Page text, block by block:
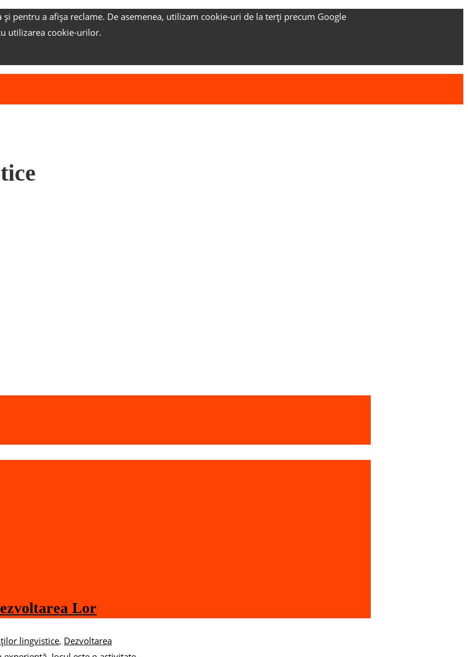
pentru a afișa reclame. De asemenea, utilizam cookie-uri de la terți precum Google
utilizarea cookie-urilor.
Lor
lingvistice, Dezvoltarea